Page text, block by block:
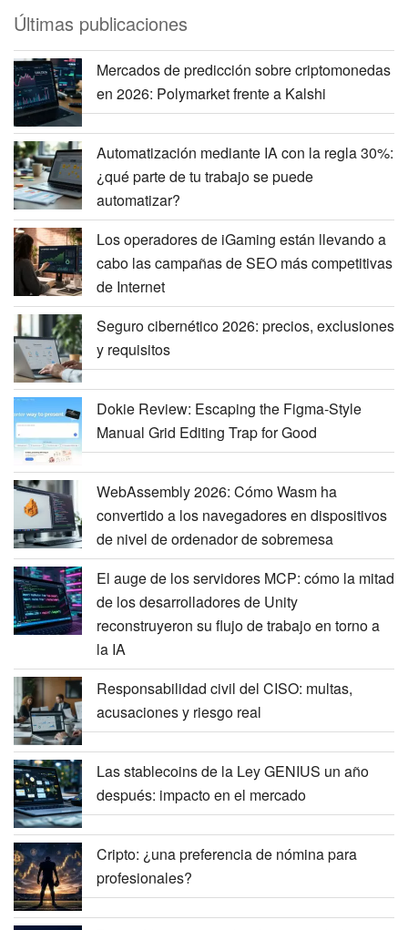
Últimas publicaciones
Mercados de predicción sobre criptomonedas
en 2026: Polymarket frente a Kalshi
Automatización mediante IA con la regla 30%:
¿qué parte de tu trabajo se puede
automatizar?
Los operadores de iGaming están llevando a
cabo las campañas de SEO más competitivas
de Internet
Seguro cibernético 2026: precios, exclusiones
y requisitos
Dokie Review: Escaping the Figma-Style
Manual Grid Editing Trap for Good
WebAssembly 2026: Cómo Wasm ha
convertido a los navegadores en dispositivos
de nivel de ordenador de sobremesa
El auge de los servidores MCP: cómo la mitad
de los desarrolladores de Unity
reconstruyeron su flujo de trabajo en torno a
la IA
Responsabilidad civil del CISO: multas,
acusaciones y riesgo real
Las stablecoins de la Ley GENIUS un año
después: impacto en el mercado
Cripto: ¿una preferencia de nómina para
profesionales?